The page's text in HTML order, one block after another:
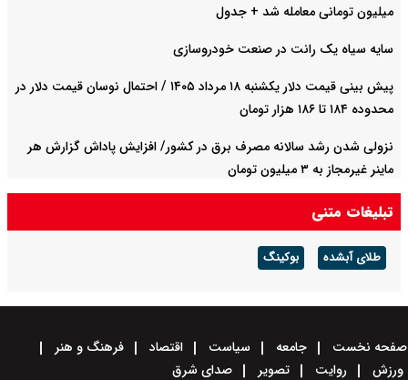
میلیون تومانی معامله شد + جدول
سایه سیاه یک رانت در صنعت خودروسازی
پیش ‌بینی قیمت دلار یکشنبه ۱۸ مرداد ۱۴۰۵ / احتمال نوسان قیمت دلار در
محدوده ۱۸۴ تا ۱۸۶ هزار تومان
نزولی شدن رشد سالانه مصرف برق در کشور/ افزایش پاداش گزارش هر
ماینر غیرمجاز به ۳ میلیون تومان
تبلیغات متنی
طلای آبشده بوکینگ
صفحه نخست جامعه سیاست اقتصاد
فرهنگ و هنر
ورزش
روایت تصویر صدای شرق